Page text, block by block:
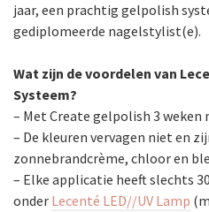
jaar, een prachtig gelpolish
gediplomeerde nagelstylist(e).
Wat zijn de voordelen van
Systeem?
– Met Create gelpolish 3 weken
– De kleuren vervagen niet en
zonnebrandcrème, chloor en
– Elke applicatie heeft slechts
onder Lecenté LED//UV Lamp